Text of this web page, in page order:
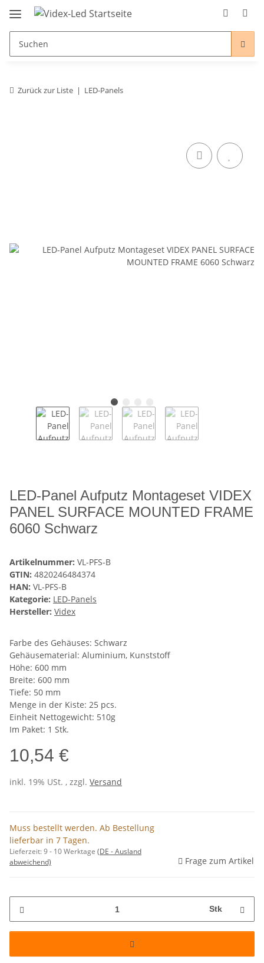
Zurück zur Liste LED-Panels
LED-Panel Aufputz Montageset VIDEX
PANEL SURFACE MOUNTED FRAME
6060 Schwarz
Artikelnummer: VL-PFS-B
GTIN: 4820246484374
HAN: VL-PFS-B
Kategorie: LED-Panels
Hersteller: Videx
Farbe des Gehäuses: Schwarz
Gehäusematerial: Aluminium, Kunststoff
Höhe: 600 mm
Breite: 600 mm
Tiefe: 50 mm
Menge in der Kiste: 25 pcs.
Einheit Nettogewicht: 510g
Im Paket: 1 Stk.
10,54 €
inkl. 19% USt. , zzgl. Versand
Muss bestellt werden. Ab Bestellung
lieferbar in 7 Tagen.
Lieferzeit:9 - 10 Werktage (DE - Ausland
abweichend)
Frage zum Artikel
Stk